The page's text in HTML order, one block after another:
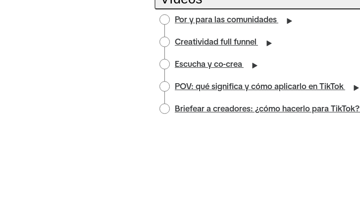
Por y para las comunidades
Creatividad full funnel
Escucha y co-crea
POV: qué significa y cómo aplicarlo en TikTok
Briefear a creadores: ¿cómo hacerlo para TikTok?